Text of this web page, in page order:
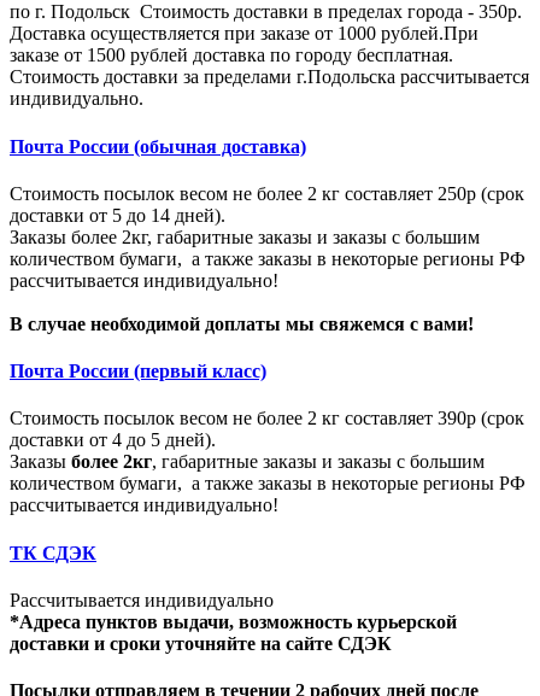
по г. Подольск Стоимость доставки в пределах города - 350р.
Доставка осуществляется при заказе от 1000 рублей.При
заказе от 1500 рублей доставка по городу бесплатная.
Стоимость доставки за пределами г.Подольска рассчитывается
индивидуально.
Почта России (обычная доставка)
Стоимость посылок весом не более 2 кг составляет 250р (срок
доставки от 5 до 14 дней).
Заказы более 2кг, габаритные заказы и заказы с большим
количеством бумаги, а также заказы в некоторые регионы РФ
рассчитывается индивидуально!
В случае необходимой доплаты мы свяжемся с вами!
Почта России (первый класс)
Стоимость посылок весом не более 2 кг составляет 390р (срок
доставки от 4 до 5 дней).
Заказы более 2кг, габаритные заказы и заказы с большим
количеством бумаги, а также заказы в некоторые регионы РФ
рассчитывается индивидуально!
ТК СДЭК
Рассчитывается индивидуально
*Адреса пунктов выдачи, возможность курьерской
доставки и сроки уточняйте на сайте СДЭК
Посылки отправляем в течении 2 рабочих дней после